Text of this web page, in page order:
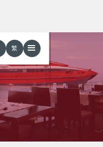
繁